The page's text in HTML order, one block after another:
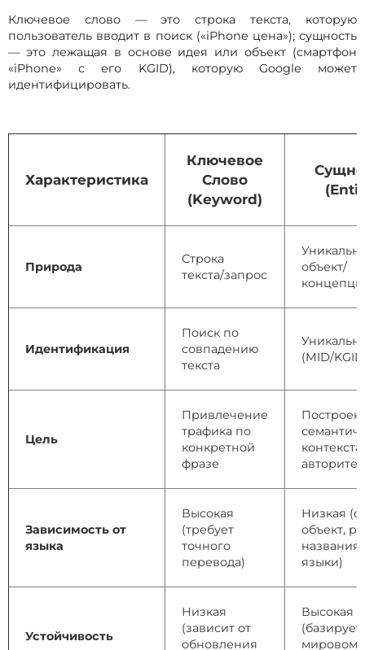
Ключевое слово — это строка текста, которую
пользователь вводит в поиск («iPhone цена»); сущность
— это лежащая в основе идея или объект (смартфон
«iPhone» с его KGID), которую Google может
идентифицировать.
Характеристика
Ключевое
Слово
(Keyword)
Природа
Строка
текста/запрос
объект/
Идентификация
Поиск по
совпадению
текста
(MID/
Цель
Привлечение
трафика по
конкретной
фразе
Зависимость от
языка
Высокая
(требует
точного
перевода)
Низкая
объект,
названия/
языки)
Устойчивость
Низкая
(зависит от
обновления
Высокая
мировом